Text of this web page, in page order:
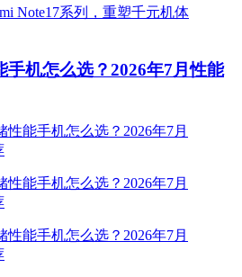
手机怎么选？2026年7月性能